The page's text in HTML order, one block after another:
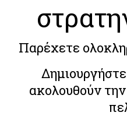
Παρέχετε
ακολουθούν